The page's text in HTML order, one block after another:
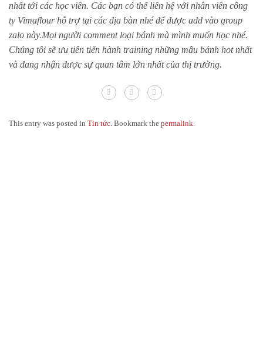
nhất tới các học viên. Các bạn có thể liên hệ với nhân viên công
ty Vimaflour hỗ trợ tại các địa bàn nhé để được add vào group
zalo này.Mọi người comment loại bánh mà mình muốn học nhé.
Chúng tôi sẽ ưu tiên tiến hành training những mẫu bánh hot nhất
và đang nhận được sự quan tâm lớn nhất của thị trường.
This entry was posted in Tin tức. Bookmark the permalink.